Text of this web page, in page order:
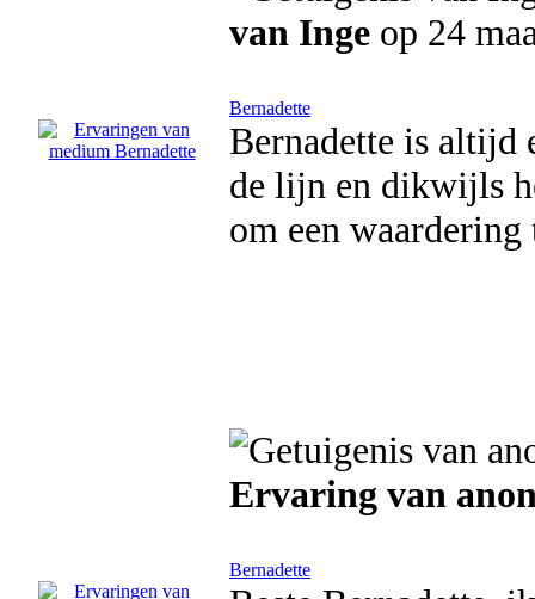
van Inge op 24
Bernadette
Bernadette is altijd
de lijn en dikwijls
om een
Ervaring van
Bernadette